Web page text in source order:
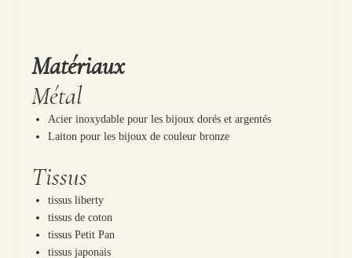
Matériaux
Métal
Acier inoxydable pour les bijoux dorés et argentés
Laiton pour les bijoux de couleur bronze
Tissus
tissus liberty
tissus de coton
tissus Petit Pan
tissus japonais